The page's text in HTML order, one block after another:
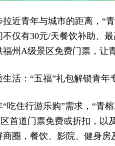
拉近青年与城市的距离，“
仅有30元/天餐饮补助、
州A级景区免费门票，让
活：“五福”礼包解锁青年
“吃住行游乐购”需求，“青
首道门票免费或折扣，以
商圈，餐饮、影院、健身